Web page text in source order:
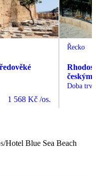
1 568 Kč /os.
Řecko
Rhodos
českým
Doba
/Hotel Blue Sea Beach